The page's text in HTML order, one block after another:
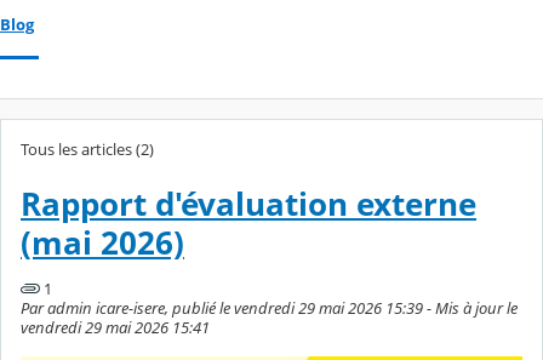
Blog
Tous les articles (2)
Rapport d'évaluation externe
(mai 2026)
1
Par admin icare-isere, publié le vendredi 29 mai 2026 15:39 - Mis à jour le
vendredi 29 mai 2026 15:41